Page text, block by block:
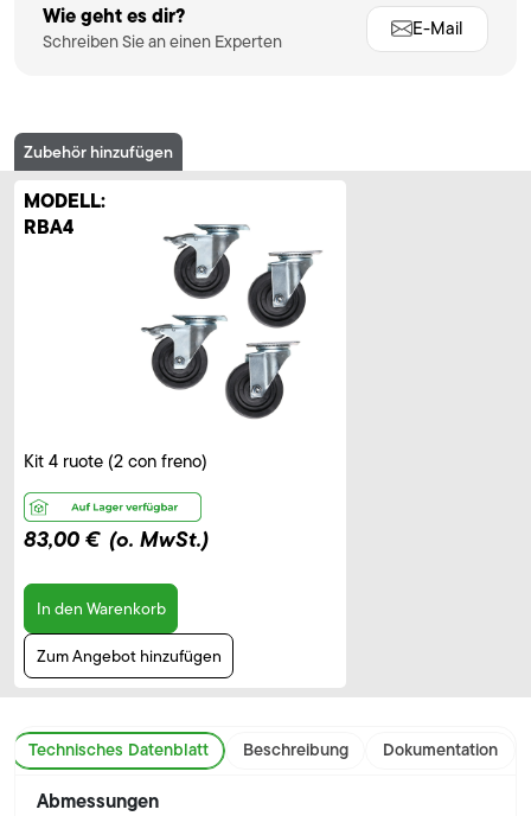
Wie geht es dir?
Schreiben Sie an einen Experten
E-Mail
Zubehör hinzufügen
MODELL:
RBA4
Kit 4 ruote (2 con freno)
83,00 € (o. MwSt.)
In den Warenkorb
Zum Angebot hinzufügen
Technisches Datenblatt Beschreibung Dokumentation
Abmessungen